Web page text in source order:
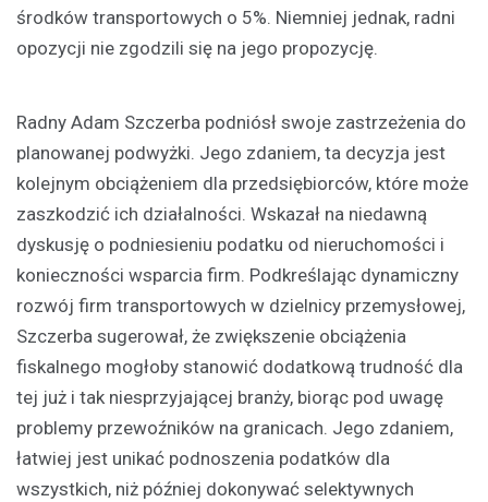
środków transportowych o 5%. Niemniej jednak, radni
opozycji nie zgodzili się na jego propozycję.
Radny Adam Szczerba podniósł swoje zastrzeżenia do
planowanej podwyżki. Jego zdaniem, ta decyzja jest
kolejnym obciążeniem dla przedsiębiorców, które może
zaszkodzić ich działalności. Wskazał na niedawną
dyskusję o podniesieniu podatku od nieruchomości i
konieczności wsparcia firm. Podkreślając dynamiczny
rozwój firm transportowych w dzielnicy przemysłowej,
Szczerba sugerował, że zwiększenie obciążenia
fiskalnego mogłoby stanowić dodatkową trudność dla
tej już i tak niesprzyjającej branży, biorąc pod uwagę
problemy przewoźników na granicach. Jego zdaniem,
łatwiej jest unikać podnoszenia podatków dla
wszystkich, niż później dokonywać selektywnych